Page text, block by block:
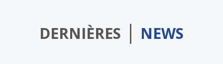
DERNIÈRES | NEWS